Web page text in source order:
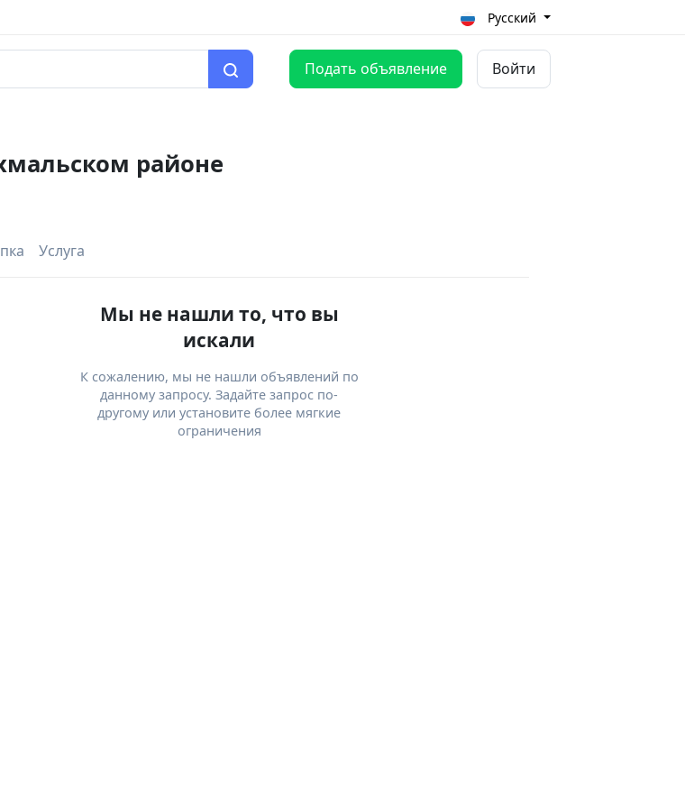
Русский
Подать объявление Войти
районе
Услуга
Мы не нашли то, что вы
искали
К сожалению, мы не нашли объявлений по
данному запросу. Задайте запрос по-
другому или установите более мягкие
ограничения